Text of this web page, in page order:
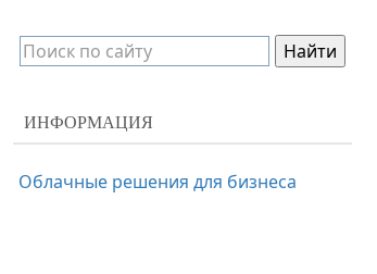
ИНФОРМАЦИЯ
Облачные решения для бизнеса